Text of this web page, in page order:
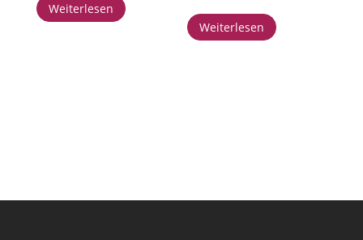
Weiterlesen
Weiterlesen